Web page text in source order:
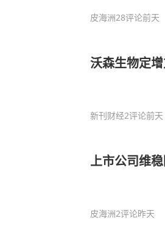
皮海洲28评论前天
沃森生物定
新刊财经2评论前天
上市公司维
皮海洲2评论昨天